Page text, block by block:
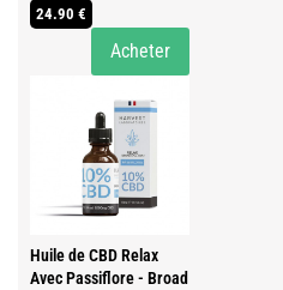
24.90 €
Acheter
Huile de CBD Relax
Avec Passiflore - Broad